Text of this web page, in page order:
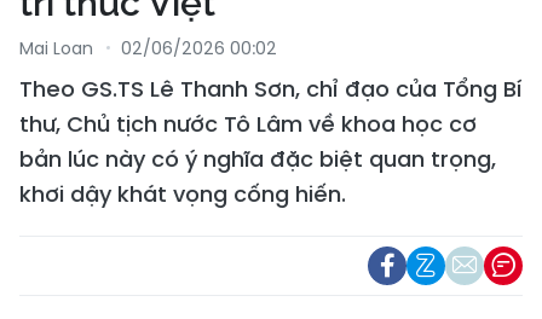
Mai Loan 02/06/2026 00:02
Theo GS.TS Lê Thanh Sơn, chỉ đạo của Tổng Bí
thư, Chủ tịch nước Tô Lâm về khoa học cơ
bản lúc này có ý nghĩa đặc biệt quan trọng,
khơi dậy khát vọng cống hiến.